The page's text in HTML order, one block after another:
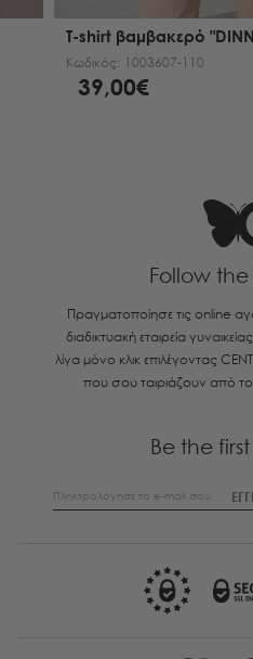
T-shirt βαμβακερό
Κωδικός: 1003607-110
39,00€
Follow
Πραγματοποίησε τις online
διαδικτυακή εταιρεία
λίγα μόνο κλικ επιλέγοντας
που σου ταιριάζουν από
Be the